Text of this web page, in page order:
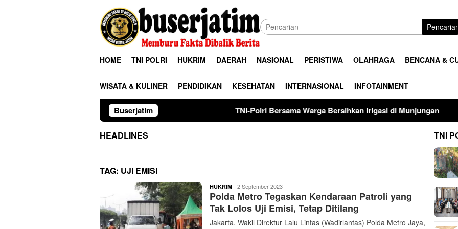
HOME TNI POLRI HUKRIM DAERAH NASIONAL PERISTIWA OLAHRAGA BENCANA &
WISATA & KULINER PENDIDIKAN KESEHATAN INTERNASIONAL INFOTAINMENT
Buserjatim TNI-Polri Bersama Warga Bersihkan Irigasi di Munjungan
HEADLINES
TAG: UJI EMISI
HUKRIMbuserjatim
2 September 2023
Polda Metro Tegaskan Kendaraan Patroli yang
Tak Lolos Uji Emisi, Tetap Ditilang
Jakarta. Wakil Direktur Lalu Lintas (Wadirlantas) Polda Metro Jaya,
TNI